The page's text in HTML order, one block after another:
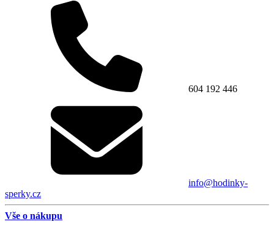
604 192 446
info@hodinky-
sperky.cz
Vše o nákupu